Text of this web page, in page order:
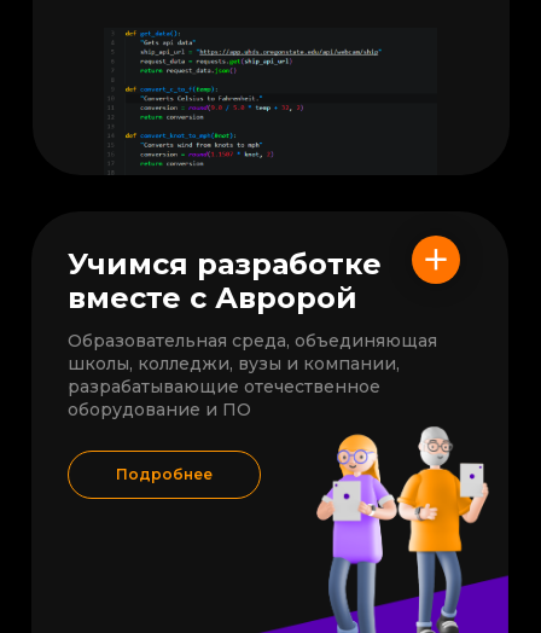
Учимся разработке
вместе с Авророй
Образовательная среда, объединяющая
школы, колледжи, вузы и компании,
разрабатывающие отечественное
оборудование и ПО
Подробнее